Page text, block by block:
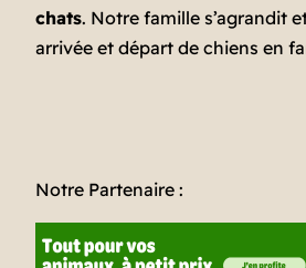
chats. Notre famille s’agrandit
arrivée et départ de chiens en
Notre Partenaire :